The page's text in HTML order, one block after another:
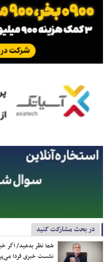
در بحث مشارکت کنید
شما نظر بدهید/ اگر
نشست خبری فردا